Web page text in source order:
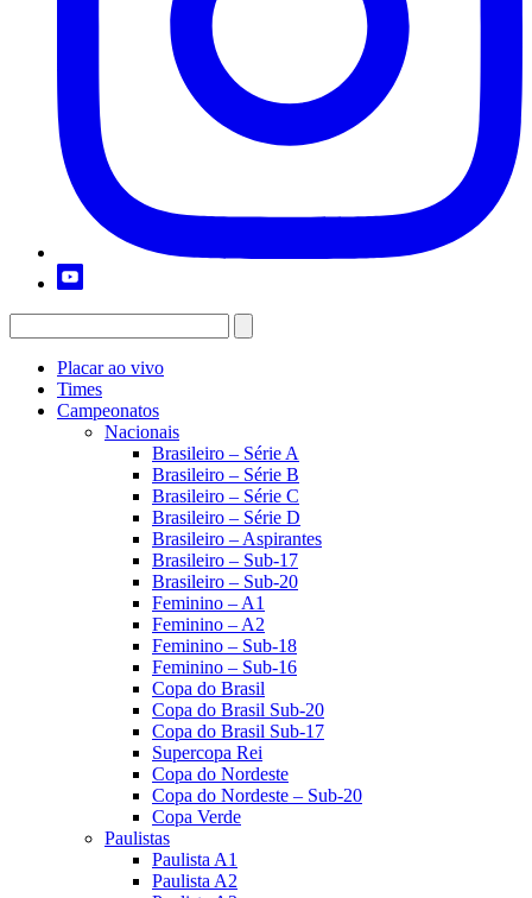
Placar ao vivo
Times
Campeonatos
Nacionais
Brasileiro – Série A
Brasileiro – Série B
Brasileiro – Série C
Brasileiro – Série D
Brasileiro – Aspirantes
Brasileiro – Sub-17
Brasileiro – Sub-20
Feminino – A1
Feminino – A2
Feminino – Sub-18
Feminino – Sub-16
Copa do Brasil
Copa do Brasil Sub-20
Copa do Brasil Sub-17
Supercopa Rei
Copa do Nordeste
Copa do Nordeste – Sub-20
Copa Verde
Paulistas
Paulista A1
Paulista A2